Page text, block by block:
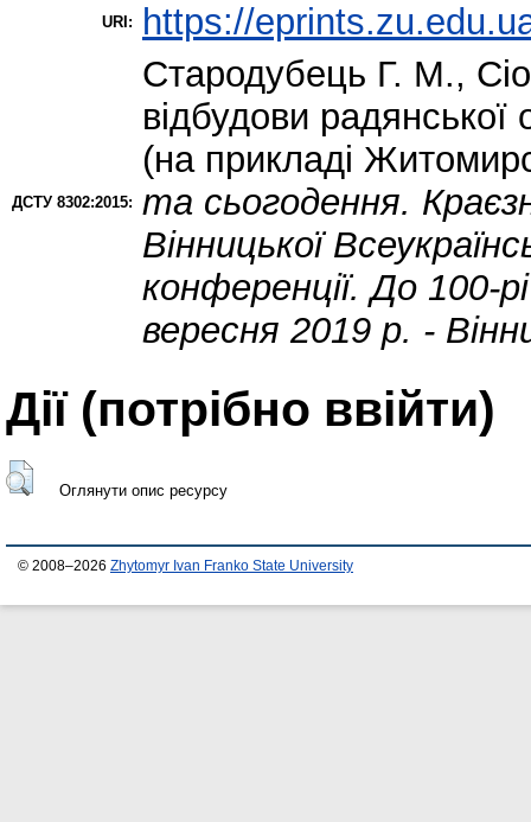
URI: https://
ДСТУ 8302:2015:
Стародубець Г. М.,
відбудови
(на прикладі
та сьогодення.
Вінницької
конференції. До 100-
вересня 2019 р. -
Дії ​​(потрібно ввійти)
Оглянути опис ресурсу
© 2008–2026 Zhytomyr Ivan Franko State University